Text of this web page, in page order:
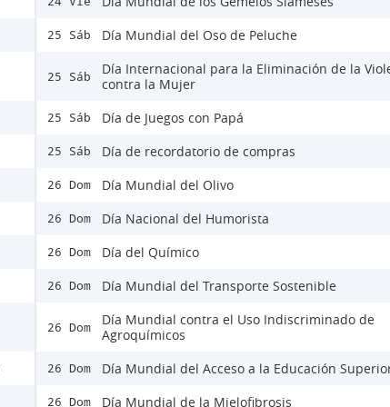
25 Sáb Día Mundial del Oso de Peluche
25 Sáb
Día Internacional para la Eliminación de la
contra la Mujer
25 Sáb Día de Juegos con Papá
25 Sáb Día de recordatorio de compras
26 Dom Día Mundial del Olivo
26 Dom Día Nacional del Humorista
26 Dom Día del Químico
26 Dom Día Mundial del Transporte Sostenible
26 Dom
Día Mundial contra el Uso Indiscriminado de
Agroquímicos
26 Dom Día Mundial del Acceso a la Educación
26 Dom Día Mundial de la Mielofibrosis